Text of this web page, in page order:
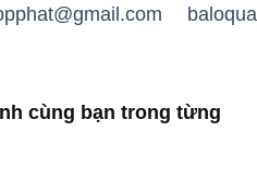
cùng bạn trong từng